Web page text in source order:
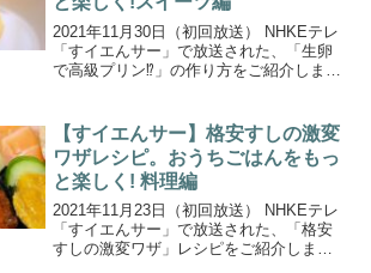
2021年11月30日（初回放送） NHKEテレ
「すイエんサー」で放送された、「生卵
で高級プリン⁉」の作り方をご紹介しま
リンが甘いアレに大変身！たった３０秒
でアイスが完...
【すイエんサー】格安すしの激変
ワザレシピ。おうちごはんをもっ
と楽しく! 料理編
2021年11月23日（初回放送） NHKEテレ
「すイエんサー」で放送された、「格安
すしの激変ワザ」レシピをご紹介しま